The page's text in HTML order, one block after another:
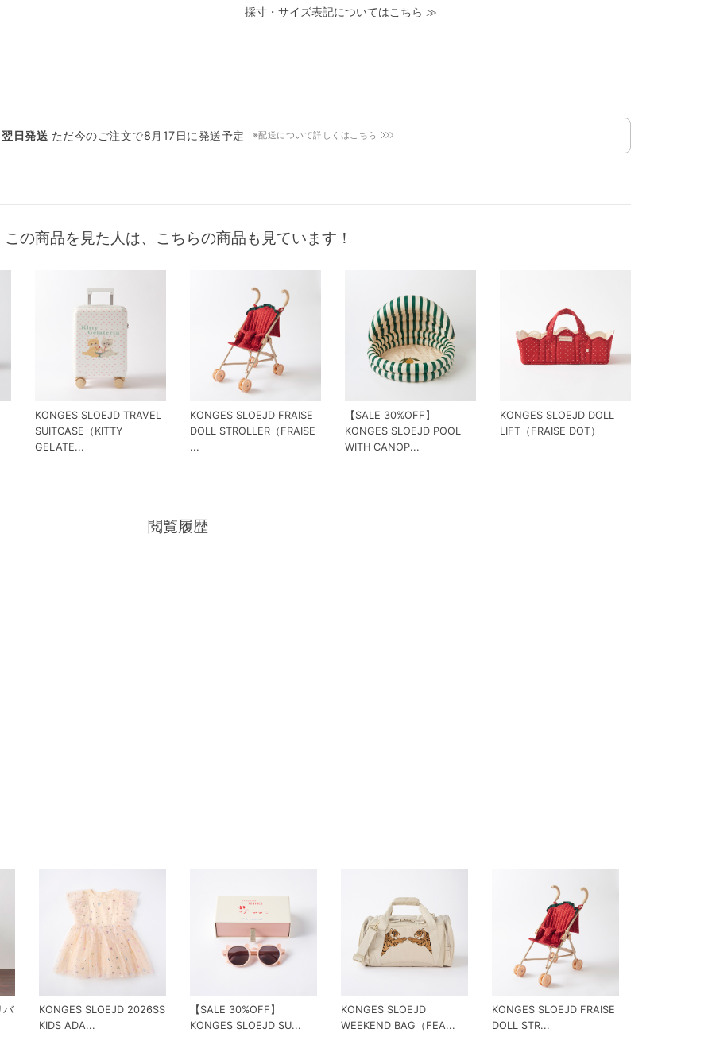
採寸・サイズ表記についてはこちら ≫
日発送 ただ今のご注文で8月17日に発送予定 ※配送について詳しくはこちら
この商品を見た人は、こちらの商品も見ています！
KONGES SLOEJD TRAVEL
SUITCASE（KITTY
GELATE...
KONGES SLOEJD FRAISE
DOLL STROLLER（FRAISE
...
【SALE 30%OFF】
KONGES SLOEJD POOL
WITH CANOP...
KONGES SLOEJD DOLL
LIFT（FRAISE DOT）
閲覧履歴
バ
KONGES SLOEJD 2026SS
KIDS ADA...
【SALE 30%OFF】
KONGES SLOEJD SU...
KONGES SLOEJD
WEEKEND BAG（FEA...
KONGES SLOEJD FRAISE
DOLL STR...